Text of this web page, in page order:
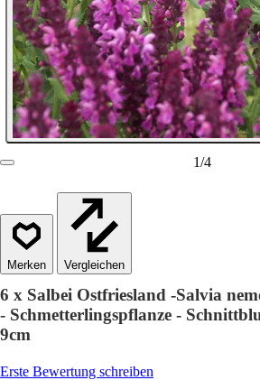
1/4
Vergleichen
6 x Salbei Ostfriesland -Salvia
- Schmetterlingspflanze -
9cm
Erste Bewertung schreiben